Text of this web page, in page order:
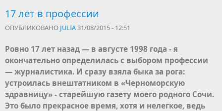
17 лет в профессии
ОПУБЛИКОВАНО JULIA31/08/2015 - 12:51
Ровно 17 лет назад — в августе 1998 года - я
окончательно определилась с выбором профессии
— журналистика. И сразу взяла быка за рога:
устроилась внештатником в «Черноморскую
здравницу» - старейшую газету моего родного Сочи.
Это было прекрасное время, хотя и нелегкое, ведь